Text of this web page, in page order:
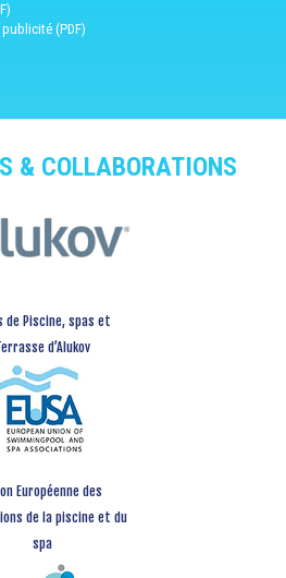
(PDF)
& COLLABORATIONS
de Piscine, spas et
d’Alukov
Européenne des
de la piscine et du
spa